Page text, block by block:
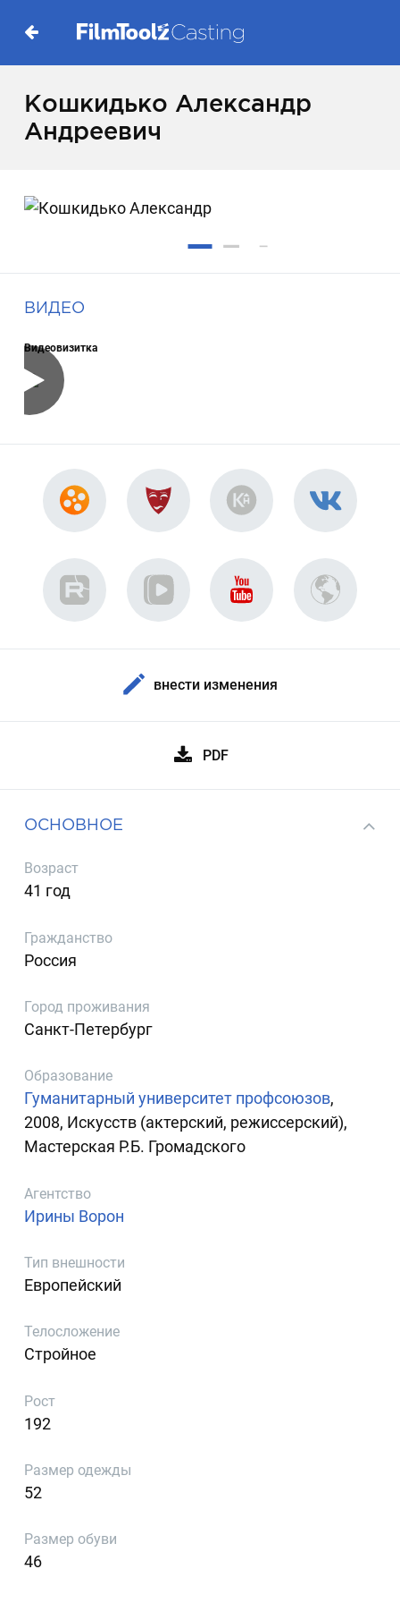
Кошкидько Александр
Андреевич
ВИДЕО
Видеовизитка
внести изменения
PDF
ОСНОВНОЕ
Возраст
41 год
Гражданство
Россия
Город проживания
Санкт-Петербург
Образование
Гуманитарный университет профсоюзов,
2008, Искусств (актерский, режиссерский),
Мастерская Р.Б. Громадского
Агентство
Ирины Ворон
Тип внешности
Европейский
Телосложение
Стройное
Рост
192
Размер одежды
52
Размер обуви
46